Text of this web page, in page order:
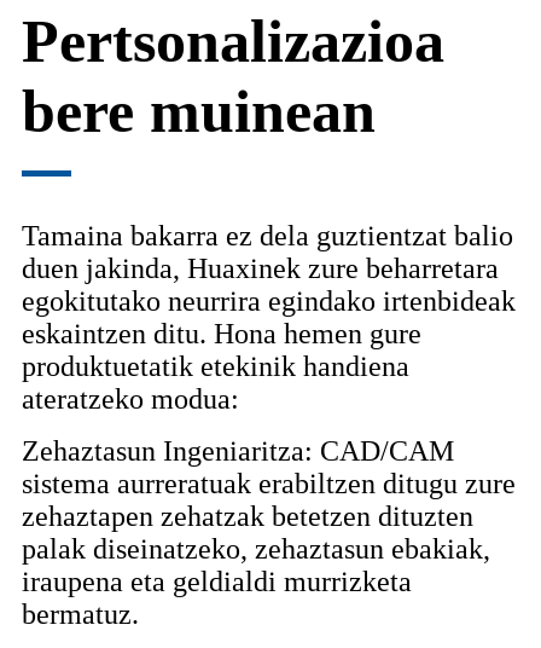
Pertsonalizazioa
bere muinean
Tamaina bakarra ez dela guztientzat balio
duen jakinda, Huaxinek zure beharretara
egokitutako neurrira egindako irtenbideak
eskaintzen ditu. Hona hemen gure
produktuetatik etekinik handiena
ateratzeko modua:
Zehaztasun Ingeniaritza: CAD/CAM
sistema aurreratuak erabiltzen ditugu zure
zehaztapen zehatzak betetzen dituzten
palak diseinatzeko, zehaztasun ebakiak,
iraupena eta geldialdi murrizketa
bermatuz.